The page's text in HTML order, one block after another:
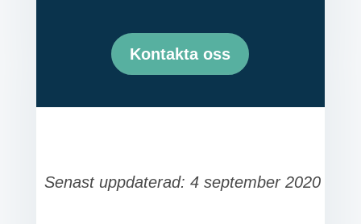
Kontakta oss
Senast uppdaterad: 4 september 2020